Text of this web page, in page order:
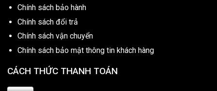
Chính sách bảo hành
Chính sách đổi trả
Chính sách vận chuyển
Chính sách bảo mật thông tin khách hàng
CÁCH THỨC THANH TOÁN